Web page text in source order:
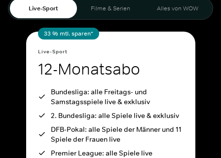
Live-Sport Filme & Serien Alles von WOW
33 % mtl. sparen*
Live-Sport
12-Monatsabo
Bundesliga: alle Freitags- und
Samstagsspiele live & exklusiv
2. Bundesliga: alle Spiele live & exklusiv
DFB-Pokal: alle Spiele der Männer und 11
Spiele der Frauen live
Premier League: alle Spiele live